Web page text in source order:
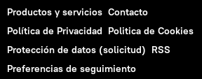
Productos y servicios Contacto
Política de Privacidad Politica de Cookies
Protección de datos (solicitud) RSS
Preferencias de seguimiento